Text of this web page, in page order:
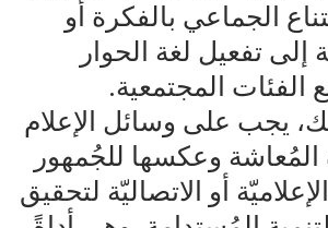
الجماعي بالفكرة أو
إلى تفعيل لغة الحوار
الفئات المجتمعية.
يجب على وسائل الإعلام
المُعاشة وعكسها للجُمهور
أو الاتصاليّة لتحقيق